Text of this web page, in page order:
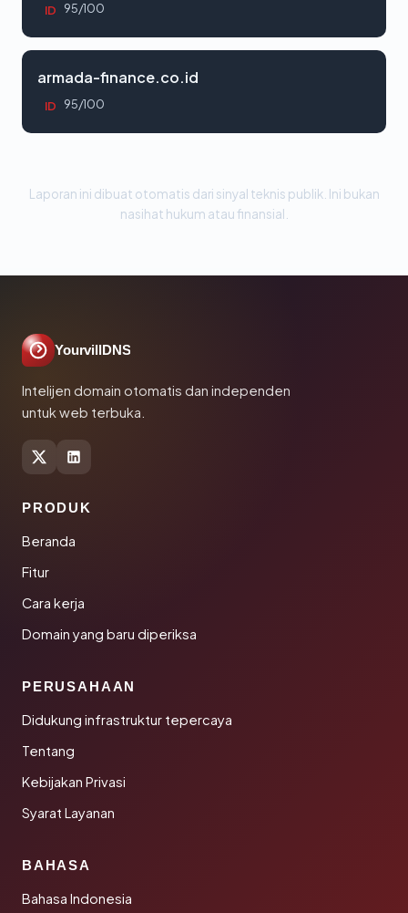
ID 95/100
armada-finance.co.id
ID 95/100
Laporan ini dibuat otomatis dari sinyal teknis publik. Ini bukan
nasihat hukum atau finansial.
YourvillDNS
Intelijen domain otomatis dan independen
untuk web terbuka.
PRODUK
Beranda
Fitur
Cara kerja
Domain yang baru diperiksa
PERUSAHAAN
Didukung infrastruktur tepercaya
Tentang
Kebijakan Privasi
Syarat Layanan
BAHASA
Bahasa Indonesia